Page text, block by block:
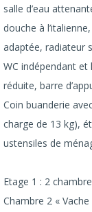
salle d’eau
douche à
adaptée, radiateur
WC indépendant
réduite, barre
Coin buanderie
charge de 13 kg),
ustensiles de
Etage 1 : 2
Chambre 2 «